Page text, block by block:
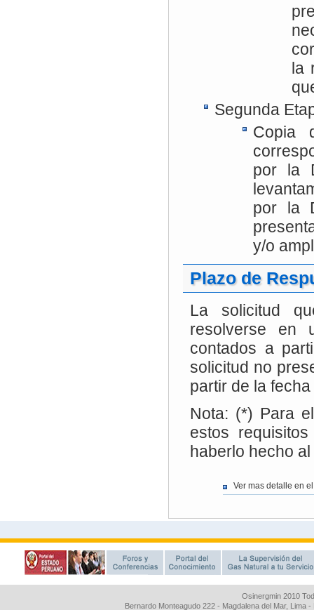
Osinergmin 2010
Bernardo Monteagudo 222 - Magdalena del Mar, Lima